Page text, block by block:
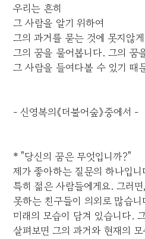
우리는 흔히
그 사람을 알기 위하여
그의 과거를 묻는 것에 못지않게
그의 꿈을 물어봅니다. 그의 꿈
그 사람을 들여다볼 수 있기 때
- 신영복의《더불어숲》중에서 -
* "당신의 꿈은 무엇입니까?"
제가 좋아하는 질문의 하나입니
특히 젊은 사람들에게요. 그러
못하는 친구들이 의외로 많습
미래의 모습이 담겨 있습니다.
살펴보면 그의 과거와 현재의